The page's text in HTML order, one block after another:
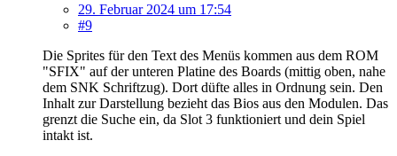
29. Februar 2024 um 17:54
#9
Die Sprites für den Text des Menüs kommen aus dem ROM
"SFIX" auf der unteren Platine des Boards (mittig oben, nahe
dem SNK Schriftzug). Dort düfte alles in Ordnung sein. Den
Inhalt zur Darstellung bezieht das Bios aus den Modulen. Das
grenzt die Suche ein, da Slot 3 funktioniert und dein Spiel
intakt ist.